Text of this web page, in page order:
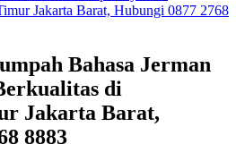
Bahasa Jerman
di
Jakarta Barat,
8883